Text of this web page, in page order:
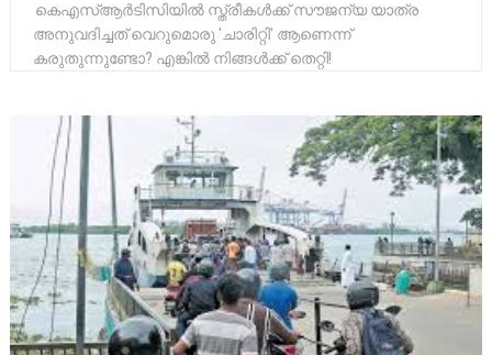
കെഎസ്ആർടിസിയിൽ സ്ത്രീകൾക്ക് സൗജന്യ യാത്ര
അനുവദിച്ചത് വെറുമൊരു 'ചാരിറ്റി' ആണെന്ന്
കരുതുന്നുണ്ടോ? എങ്കിൽ നിങ്ങൾക്ക് തെറ്റി!